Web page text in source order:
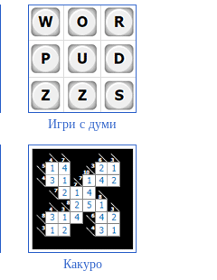
Игри с думи
Какуро